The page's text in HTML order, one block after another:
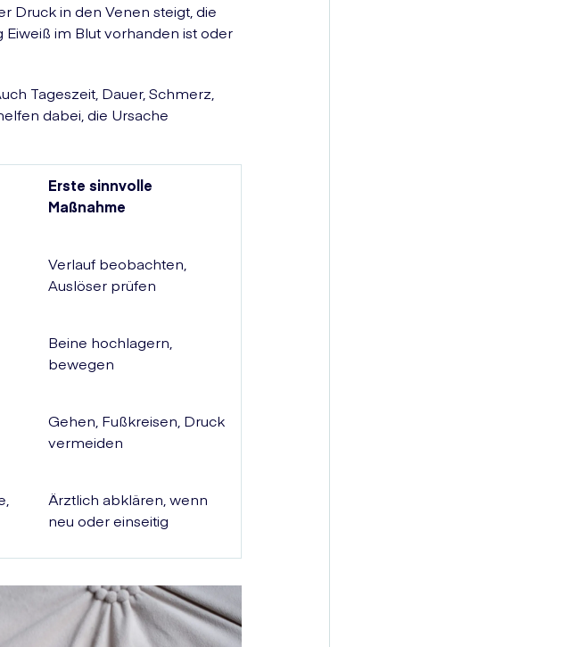
Druck in den Venen steigt, die
im Blut vorhanden ist oder
Tageszeit, Dauer, Schmerz,
dabei, die Ursache
Erste sinnvolle
Maßnahme
Verlauf beobachten,
Auslöser prüfen
Beine hochlagern,
bewegen
Gehen, Fußkreisen, Druck
vermeiden
Ärztlich abklären, wenn
neu oder einseitig